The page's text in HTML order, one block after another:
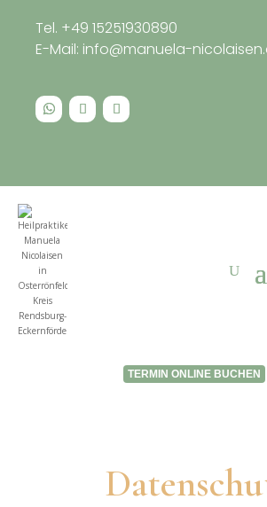
Tel. +49 15251930890
E-Mail: info@manuela-
TERMIN ONLINE BUCHEN